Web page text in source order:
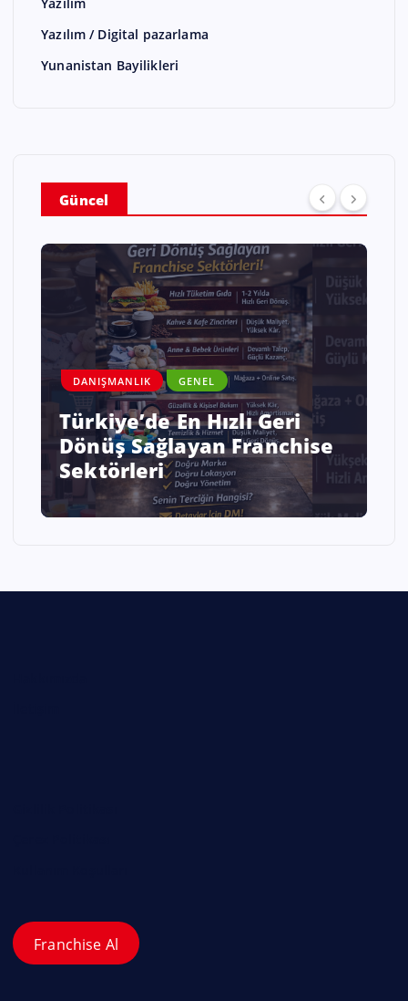
Yazılım
Yazılım / Digital pazarlama
Yunanistan Bayilikleri
Güncel
DANIŞMANLIK GENEL
Türkiye’de En Hızlı Geri
Dönüş Sağlayan Franchise
Sektörleri
Franchise Al